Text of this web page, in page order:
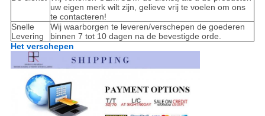
uw eigen merk wilt zijn, gelieve vrij te voelen om ons
te contacteren!
Snelle
Levering
Wij waarborgen te leveren/verschepen de goederen
binnen 7 tot 10 dagen na de bevestigde orde.
Het verschepen